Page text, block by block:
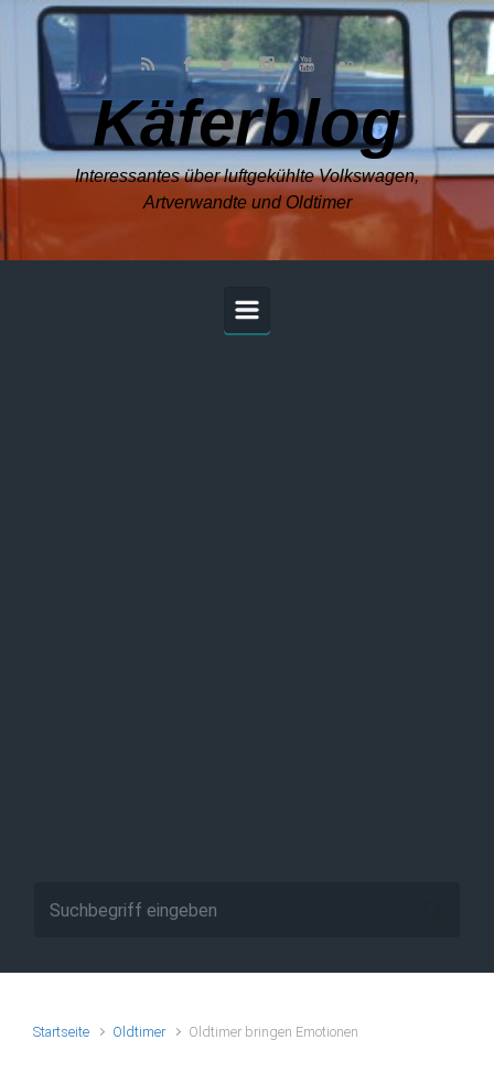
Zum Hauptinhalt springen
Käferblog
Interessantes über luftgekühlte Volkswagen,
Artverwandte und Oldtimer
Startseite Oldtimer Oldtimer bringen Emotionen